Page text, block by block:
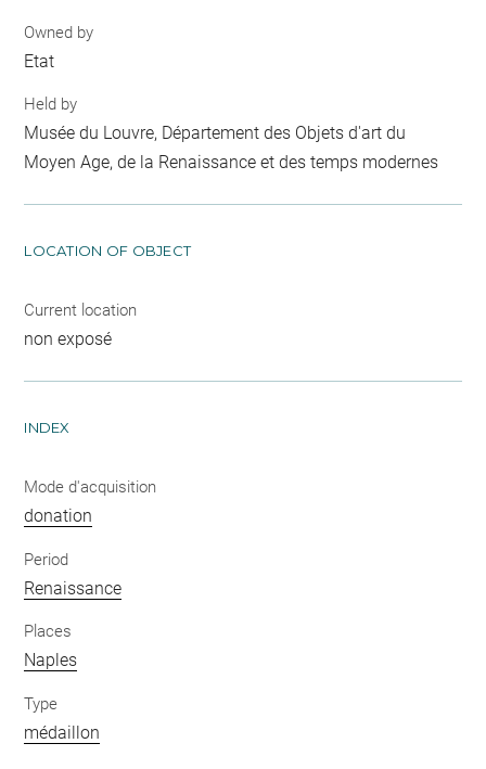
Owned by
Etat
Held by
Musée du Louvre, Département des Objets d'art du
Moyen Age, de la Renaissance et des temps modernes
LOCATION OF OBJECT
Current location
non exposé
INDEX
Mode d'acquisition
donation
Period
Renaissance
Places
Naples
Type
médaillon